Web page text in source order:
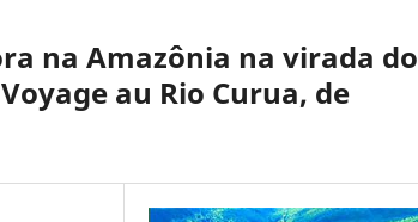
na Amazônia na virada do
au Rio Curua, de